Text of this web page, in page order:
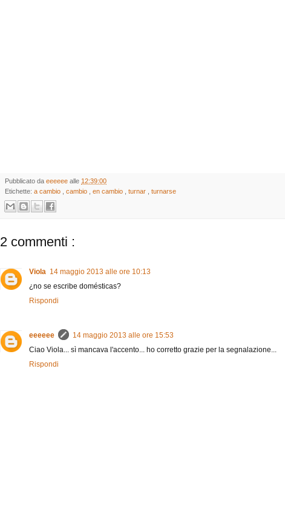
Pubblicato da eeeeee alle 12:39:00
Etichette: a cambio cambio en cambio turnar turnarse
2 commenti :
Viola 14 maggio 2013 alle ore 10:13
¿no se escribe domésticas?
Rispondi
eeeeee
14 maggio 2013 alle ore 15:53
Ciao Viola... sì mancava l'accento... ho corretto grazie per la segnalazione...
Rispondi